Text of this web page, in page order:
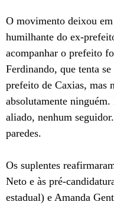
O movimento deixou
humilhante do ex-
acompanhar o prefeito
Ferdinando, que tenta
prefeito de Caxias, mas
absolutamente
aliado, nenhum
paredes.
Os suplentes
Neto e às pré-
estadual) e Amanda